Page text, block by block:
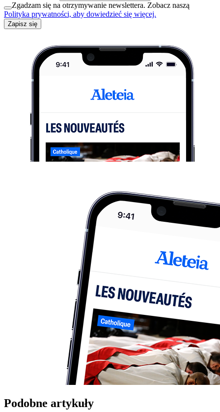
Zgadzam się na otrzymywanie newslettera. Zobacz naszą
Polityka prywatności, aby dowiedzieć się więcej.
Zapisz się
Podobne artykuły